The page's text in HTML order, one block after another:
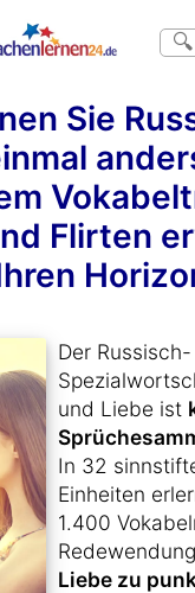
Sie
Flirten
Der Russisch-
und Liebe ist
In 32
Einheiten
1.400
Liebe zu